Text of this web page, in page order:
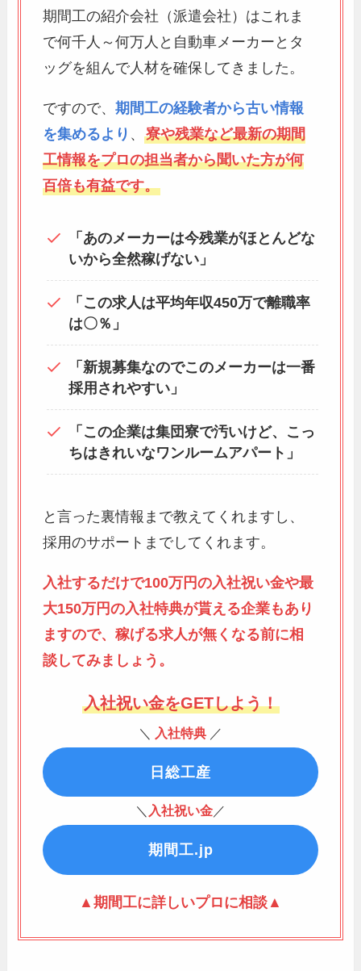
期間工の紹介会社（派遣会社）はこれま
で何千人～何万人と自動車メーカーとタ
ッグを組んで人材を確保してきました。
ですので、期間工の経験者から古い情報
を集めるより 、寮や残業など最新の期間
工情報をプロの担当者から聞いた方が何
百倍も有益です。
「あのメーカーは今残業がほとんどな
いから全然稼げない」
「この求人は平均年収450万で離職率
は〇％」
「新規募集なのでこのメーカーは一番
採用されやすい」
「この企業は集団寮で汚いけど、こっ
ちはきれいなワンルームアパート」
と言った裏情報まで教えてくれますし、
採用のサポートまでしてくれます。
入社するだけで100万円の入社祝い金や最
大150万円の入社特典が貰える企業もあり
ますので、稼げる求人が無くなる前に相
談してみましょう。
入社祝い金をGETしよう！
＼ 入社特典 ／
日総工産
＼ 入社祝い金 ／
期間工.jp
▲期間工に詳しいプロに相談▲